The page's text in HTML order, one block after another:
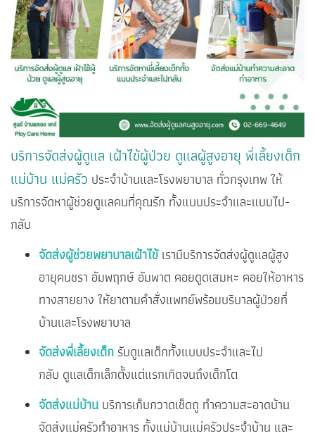
บริการจัดส่งผู้ดูแล เฝ้าไข้ผู้ป่วย ดูแลผู้สูงอายุ พี่เลี้ยงเด็ก
แม่บ้าน แม่ครัว ประจำบ้านและโรงพยาบาล ทั่วกรุงเทพ ให้
บริการจัดหาผู้ช่วยดูแลคนที่คุณรัก ทั้งแบบประจำและแบบไป-
กลับ
จัดส่งผู้ช่วยพยาบาลเฝ้าไข้เรามีบริการจัดส่งผู้ดูแลผู้สูง
อายุคนชรา อัมพฤกษ์ อัมพาต คอยดูดเสมหะ คอยให้อาหาร
ทางสายยาง ให้ยาตามคำสั่งแพทย์พร้อมบริบาลผู้ป่วยที่
บ้านและโรงพยาบาล
จัดส่งพี่เลี้ยงเด็ก รับดูแลเด็กทั้งแบบประจำและไป
กลับ ดูแลเด็กเล็กตั้งแต่แรกเกิดจนถึงเด็กโต
จัดส่งแม่บ้าน บริการเก็บกวาดเช็ดถู ทำความสะอาดบ้าน
จัดส่งแม่ครัวทำอาหาร ทั้งแม่บ้านแม่ครัวประจำบ้าน และ